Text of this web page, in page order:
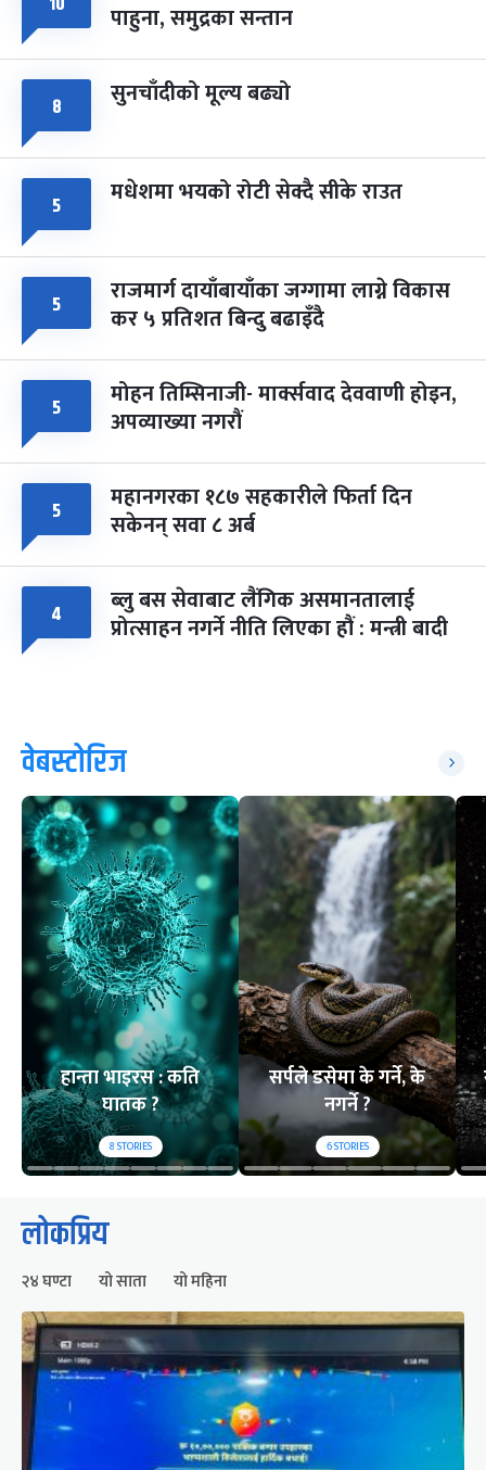
चैत्र ८, २०८३-Mar 22, 2027
पाहुना, समुद्रका सन्तान
८ सुनचाँदीको मूल्य बढ्यो
५ मधेशमा भयको रोटी सेक्दै सीके राउत
५ राजमार्ग दायाँबायाँका जग्गामा लाग्ने विकास
कर ५ प्रतिशत बिन्दु बढाइँदै
५ मोहन तिम्सिनाजी- मार्क्सवाद देववाणी होइन,
अपव्याख्या नगरौं
५ महानगरका १८७ सहकारीले फिर्ता दिन
सकेनन् सवा ८ अर्ब
४ ब्लु बस सेवाबाट लैंगिक असमानतालाई
प्रोत्साहन नगर्ने नीति लिएका हौं : मन्त्री बादी
वेबस्टोरिज
हान्ता भाइरस : कति
घातक ?
8STORIES
सर्पले डसेमा के गर्ने, के
नगर्ने ?
6STORIES
लोकप्रिय
२४ घण्टा यो साता यो महिना